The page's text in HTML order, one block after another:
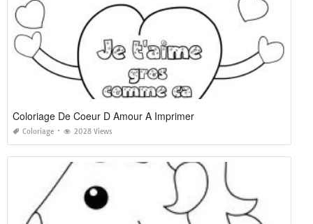
Coloriage De Coeur D Amour A Imprimer
Coloriage 2028 Views